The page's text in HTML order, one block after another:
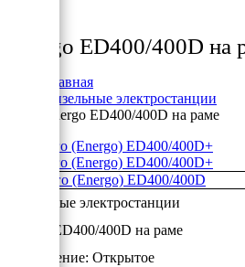
Energo ED400/400D на
Главная
Дизельные электростанции
Energo ED400/400D на раме
+
+
Дизельные электростанции
Energo ED400/400D на раме
Исполнение: Открытое